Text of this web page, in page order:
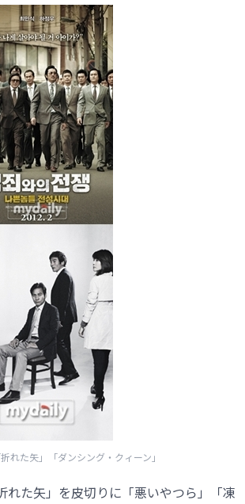
れた矢」「ダンシング・クィーン」
た矢」を皮切りに「悪いやつら」「凍